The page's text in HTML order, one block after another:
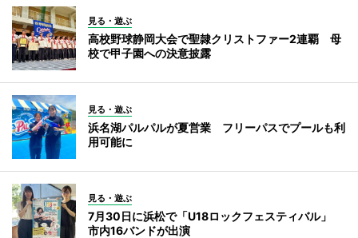
見る・遊ぶ
高校野球静岡大会で聖隷クリストファー2連覇 母
校で甲子園への決意披露
見る・遊ぶ
浜名湖パルパルが夏営業 フリーパスでプールも利
用可能に
見る・遊ぶ
7月30日に浜松で「U18ロックフェスティバル」
市内16バンドが出演